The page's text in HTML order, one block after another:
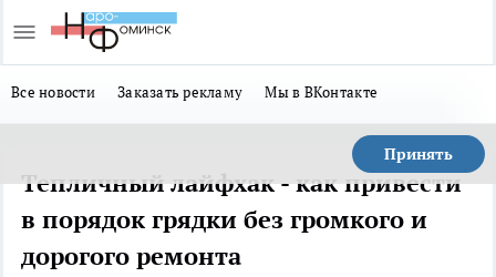
Все новости Заказать рекламу Мы в ВКонтакте
Принять
Тепличный лайфхак - как привести
в порядок грядки без громкого и
дорогого ремонта